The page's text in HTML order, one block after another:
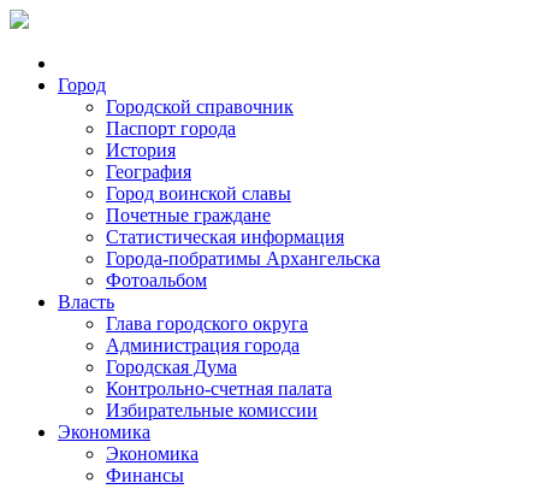
Город
Городской справочник
Паспорт города
История
География
Город воинской славы
Почетные граждане
Статистическая информация
Города-побратимы Архангельска
Фотоальбом
Власть
Глава городского округа
Администрация города
Городская Дума
Контрольно-счетная палата
Избирательные комиссии
Экономика
Экономика
Финансы